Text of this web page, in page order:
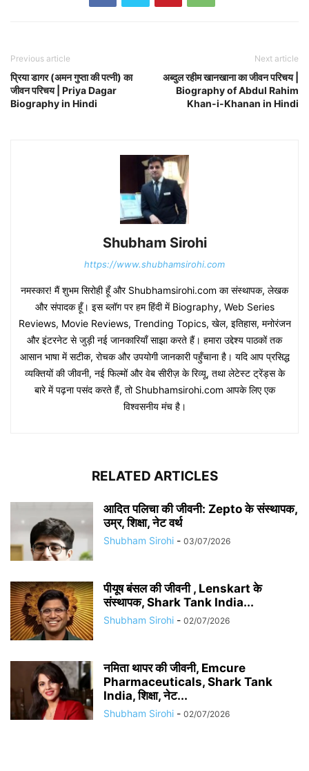
Previous article
प्रिया डागर (अमन गुप्ता की पत्नी) का
जीवन परिचय | Priya Dagar
Biography in Hindi
Next article
अब्दुल रहीम खानखाना का जीवन परिचय |
Biography of Abdul Rahim
Khan-i-Khanan in Hindi
Shubham Sirohi
https://www.shubhamsirohi.com
नमस्कार! मैं शुभम सिरोही हूँ और Shubhamsirohi.com का संस्थापक, लेखक
और संपादक हूँ। इस ब्लॉग पर हम हिंदी में Biography, Web Series
Reviews, Movie Reviews, Trending Topics, खेल, इतिहास, मनोरंजन
और इंटरनेट से जुड़ी नई जानकारियाँ साझा करते हैं। हमारा उद्देश्य पाठकों तक
आसान भाषा में सटीक, रोचक और उपयोगी जानकारी पहुँचाना है। यदि आप प्रसिद्ध
व्यक्तियों की जीवनी, नई फिल्मों और वेब सीरीज़ के रिव्यू, तथा लेटेस्ट ट्रेंड्स के
बारे में पढ़ना पसंद करते हैं, तो Shubhamsirohi.com आपके लिए एक
विश्वसनीय मंच है।
RELATED ARTICLES
आदित पलिचा की जीवनी: Zepto के संस्थापक,
उम्र, शिक्षा, नेट वर्थ
Shubham Sirohi - 03/07/2026
पीयूष बंसल की जीवनी , Lenskart के
संस्थापक, Shark Tank India...
Shubham Sirohi - 02/07/2026
नमिता थापर की जीवनी, Emcure
Pharmaceuticals, Shark Tank
India, शिक्षा, नेट...
Shubham Sirohi - 02/07/2026